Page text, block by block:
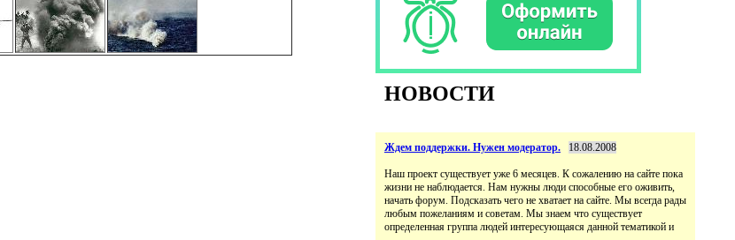
НОВОСТИ
Ждем поддержки. Нужен модератор. 18.08.2008
Наш проект существует уже 6 месяцев. К сожалению на сайте пока
жизни не наблюдается. Нам нужны люди способные его оживить,
начать форум. Подсказать чего не хватает на сайте. Мы всегда рады
любым пожеланиям и советам. Мы знаем что существует
определенная группа людей интересующаяся данной тематикой и